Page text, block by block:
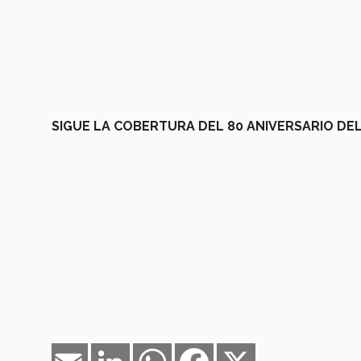
SIGUE LA COBERTURA DEL 80 ANIVERSARIO
Facebook
WhatsApp
LinkedIn
Email